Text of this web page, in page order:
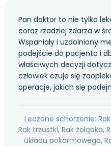
Pan doktor to nie tylko
coraz rzadziej zdarza w
Wspaniały i uzdolniony
podejście do pacjenta i
właściwych decyzji
człowiek czuje się
operacje, jakich się
Leczone schorzenie:
Rak trzustki, Rak
układu pokarmowego,